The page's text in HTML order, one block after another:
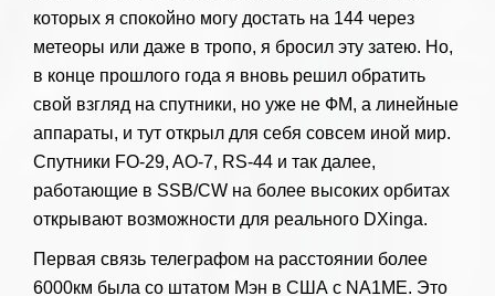
которых я спокойно могу достать на 144 через
метеоры или даже в тропо, я бросил эту затею. Но,
в конце прошлого года я вновь решил обратить
свой взгляд на спутники, но уже не ФМ, а линейные
аппараты, и тут открыл для себя совсем иной мир.
Спутники FO-29, AO-7, RS-44 и так далее,
работающие в SSB/CW на более высоких орбитах
открывают возможности для реального DXinga.
Первая связь телеграфом на расстоянии более
6000км была со штатом Мэн в США с NA1ME. Это